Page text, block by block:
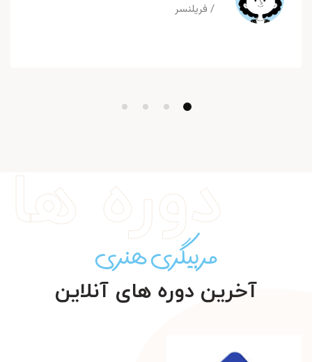
/ فریلنسر
دوره ها
مربیگری هنری
آخرین دوره های آنلاین